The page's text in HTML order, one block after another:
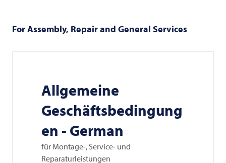
For Assembly, Repair and General Services
Allgemeine
Geschäftsbedingung
en - German
für Montage-, Service- und
Reparaturleistungen